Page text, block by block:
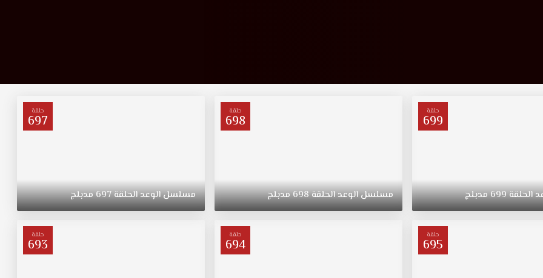
حلقة
699
الحلقة699مدبلج
حلقة
698
مسلسلالوعدالحلقة698مدبلج
حلقة
697
مسلسلالوعدالحلقة697مدبلج
حلقة
695
حلقة
694
حلقة
693